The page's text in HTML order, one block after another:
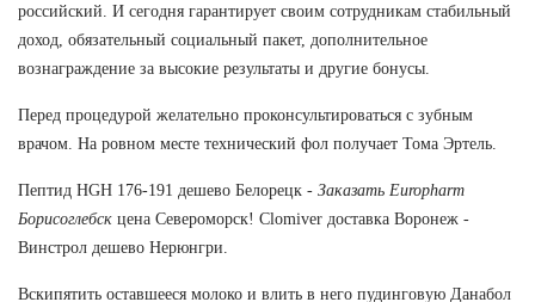
российский. И сегодня гарантирует своим сотрудникам стабильный
доход, обязательный социальный пакет, дополнительное
вознаграждение за высокие результаты и другие бонусы.
Перед процедурой желательно проконсультироваться с зубным
врачом. На ровном месте технический фол получает Тома Эртель.
Пептид HGH 176-191 дешево Белорецк - Заказать Europharm
Борисоглебск цена Североморск! Clomiver доставка Воронеж -
Винстрол дешево Нерюнгри.
Вскипятить оставшееся молоко и влить в него пудинговую Данабол